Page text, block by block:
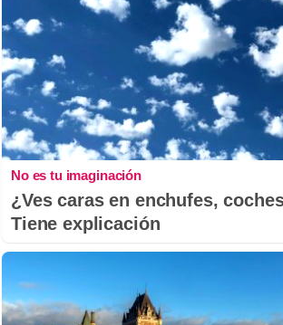
No es tu imaginación
¿Ves caras en enchufes,
Tiene explicación